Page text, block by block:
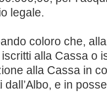
legale.
coloro che,
alla Cassa o
alla Cassa in
e in